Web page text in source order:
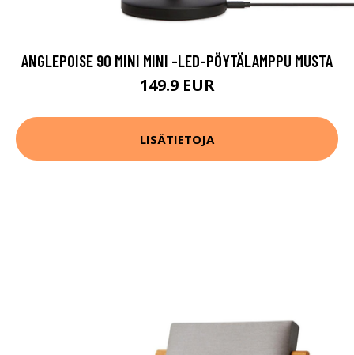
ANGLEPOISE 90 MINI MINI -LED-PÖYTÄLAMPPU MUSTA
149.9 EUR
LISÄTIETOJA